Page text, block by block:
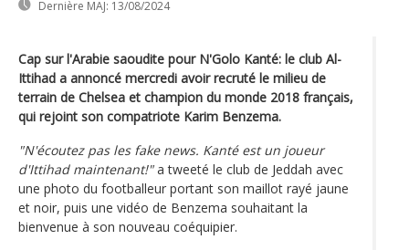
Dernière MAJ: 13/08/2024
Cap sur l'Arabie saoudite pour N'Golo Kanté: le club Al-
Ittihad a annoncé mercredi avoir recruté le milieu de
terrain de Chelsea et champion du monde 2018 français,
qui rejoint son compatriote Karim Benzema.
"N'écoutez pas les fake news. Kanté est un joueur
d'Ittihad maintenant!"a tweeté le club de Jeddah avec
une photo du footballeur portant son maillot rayé jaune
et noir, puis une vidéo de Benzema souhaitant la
bienvenue à son nouveau coéquipier.